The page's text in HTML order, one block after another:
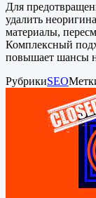
Для
удалить
материалы,
Комплексный
повышает шансы
РубрикиSEO